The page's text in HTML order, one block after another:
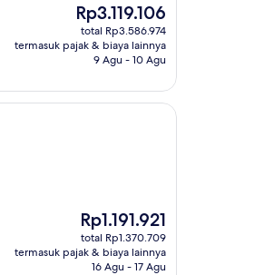
Harga
sekarang
Rp3.119.106
Rp3.119.106
total Rp3.586.974
termasuk pajak & biaya lainnya
9 Agu - 10 Agu
Harga
sekarang
Rp1.191.921
Rp1.191.921
total Rp1.370.709
termasuk pajak & biaya lainnya
16 Agu - 17 Agu